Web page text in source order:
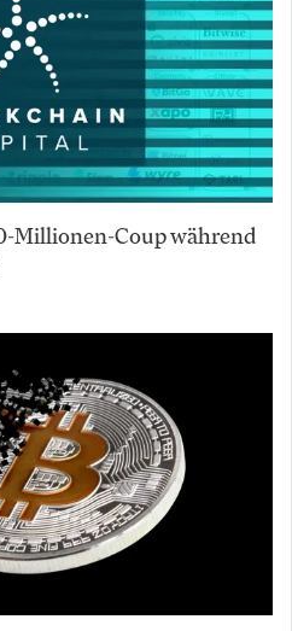
Millionen-Coup während